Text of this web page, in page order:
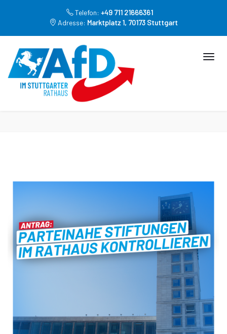
Telefon: +49 711 21666361
Adresse: Marktplatz 1, 70173 Stuttgart